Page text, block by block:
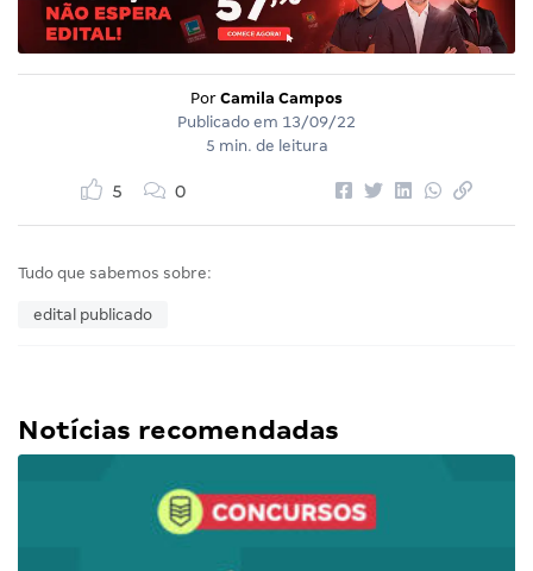
Por Camila Campos
Publicado em 13/09/22
5 min. de leitura
5 0
Tudo que sabemos sobre:
edital publicado
Notícias recomendadas